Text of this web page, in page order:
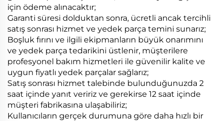
için ödeme alınacaktır;
Garanti süresi dolduktan sonra, ücretli ancak tercihli
satış sonrası hizmet ve yedek parça temini sunarız;
Boşluk fırını ve ilgili ekipmanların büyük onarımını
ve yedek parça tedarikini üstlenir, müşterilere
profesyonel bakım hizmetleri ile güvenilir kalite ve
uygun fiyatlı yedek parçalar sağlarız;
Satış sonrası hizmet talebinde bulunduğunuzda 2
saat içinde yanıt veririz ve gerekirse 12 saat içinde
müşteri fabrikasına ulaşabiliriz;
Kullanıcıların gerçek durumuna göre daha hızlı bir